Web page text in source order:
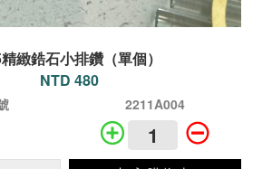
緻鋯石小排鑽（單個）
NTD 480
2211A004